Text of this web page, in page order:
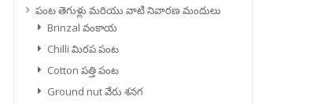
పంట తెగుళ్లు మరియు వాటి నివారణ మందులు
Brinzal వంకాయ
Chilli మిరప పంట
Cotton పత్తి పంట
Ground nut వేరు శనగ